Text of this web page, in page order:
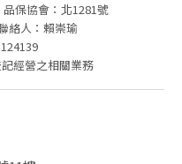
品保協會：北1281號
絡人：賴崇瑜
經營之相關業務